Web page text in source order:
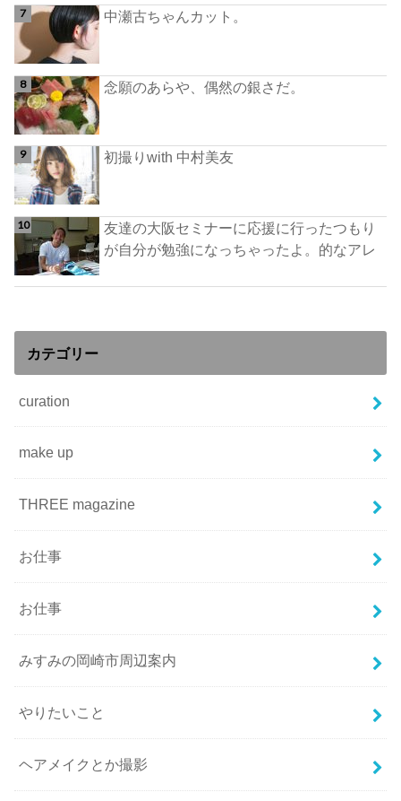
中瀬古ちゃんカット。
念願のあらや、偶然の銀さだ。
初撮りwith 中村美友
友達の大阪セミナーに応援に行ったつもり
が自分が勉強になっちゃったよ。的なアレ
カテゴリー
curation
make up
THREE magazine
お仕事
お仕事
みすみの岡崎市周辺案内
やりたいこと
ヘアメイクとか撮影